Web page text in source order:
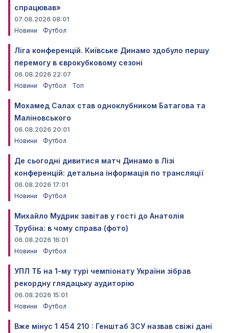
спрацював»
07.08.2026 08:01
Новини
Футбол
Ліга конференцій. Київське Динамо здобуло першу
перемогу в єврокубковому сезоні
06.08.2026 22:07
Новини
Футбол Топ
Мохамед Салах став одноклубником Батагова та
Маліновського
06.08.2026 20:01
Новини
Футбол
Де сьогодні дивитися матч Динамо в Лізі
конференцій: детальна інформація по трансляції
06.08.2026 17:01
Новини
Футбол
Михайло Мудрик завітав у гості до Анатолія
Трубіна: в чому справа (фото)
06.08.2026 16:01
Новини
Футбол
УПЛ ТБ на 1-му турі чемпіонату України зібрав
рекордну глядацьку аудиторію
06.08.2026 15:01
Новини
Футбол
Вже мінус 1 454 210 : Генштаб ЗСУ назвав свіжі дані